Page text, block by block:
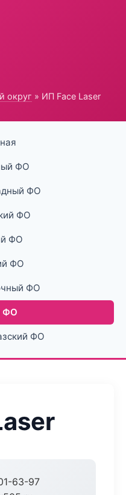
округ » ИП Face Laser
ФО
ФО
ФО
ФО
ФО
ФО
ФО
ФО
63-97